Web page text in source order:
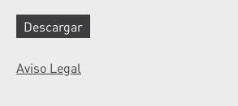
Descargar
Aviso Legal